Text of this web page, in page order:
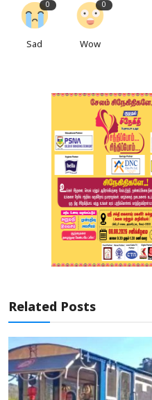
0
Sad
0
Wow
Related Posts